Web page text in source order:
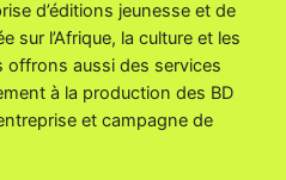
d’éditions jeunesse et de
sur l’Afrique, la culture et les
offrons aussi des services
à la production des BD
et campagne de